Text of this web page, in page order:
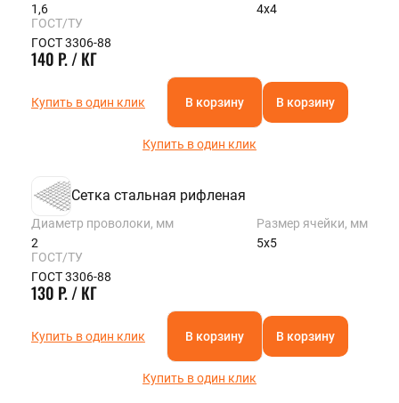
1,6
4х4
ГОСТ/ТУ
ГОСТ 3306-88
140 Р. / КГ
Купить в один клик В корзину В корзину
Купить в один клик
Сетка стальная рифленая
Диаметр проволоки, мм
2
Размер ячейки, мм
5х5
ГОСТ/ТУ
ГОСТ 3306-88
130 Р. / КГ
Купить в один клик В корзину В корзину
Купить в один клик